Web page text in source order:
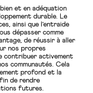
et en adéquation
durable. Le
ainsi que l’entraide
dépasser comme
de réussir à aller
nos propres
contribuer activement
communautés. Cela
profond et la
de rendre
futures.